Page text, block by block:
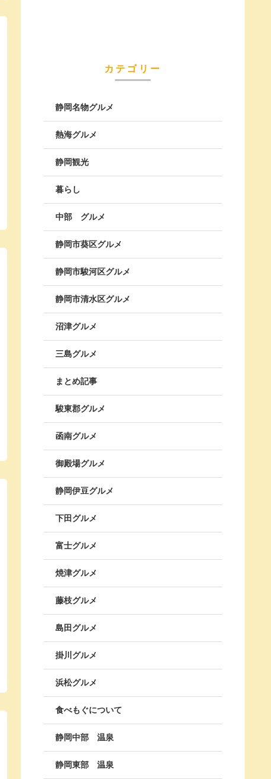
カテゴリー
静岡名物グルメ
熱海グルメ
静岡観光
暮らし
中部 グルメ
静岡市葵区グルメ
静岡市駿河区グルメ
静岡市清水区グルメ
沼津グルメ
三島グルメ
まとめ記事
駿東郡グルメ
函南グルメ
御殿場グルメ
静岡伊豆グルメ
下田グルメ
富士グルメ
焼津グルメ
藤枝グルメ
島田グルメ
掛川グルメ
浜松グルメ
食べもぐについて
静岡中部 温泉
静岡東部 温泉